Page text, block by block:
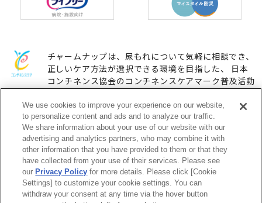
チャームナップは、尿もれについて気軽に相談でき、
正しいケア方法が選択できる環境を目指した、 日本
コンチネンス協会のコンチネンスケアマーク普及活動
ユニ・チャームHOME お問い合わせ
ウェブサイト利用規約 プライバシーポリシー
公式アカウント コミュニティガ
障がいの表記について
We use cookies to improve your experience on our website,
to personalize content and ads and to analyze our traffic.
We share information about your use of our website with our
advertising and analytics partners, who may combine it with
other information that you have provided to them or that they
have collected from your use of their services. Please see
our Privacy Policy for more details. Please click [Cookie
Settings] to customize your cookie settings. You can
withdraw your consent at any time via the hover button